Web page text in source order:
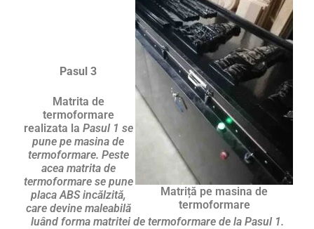
Matriță pe masina de
termoformare
Pasul 3
Matrita de
termoformare
realizata la Pasul 1 se
pune pe masina de
termoformare. Peste
acea matrita de
termoformare se pune
placa ABS incălzită,
care devine maleabilă
luând forma matritei de termoformare de la Pasul 1.